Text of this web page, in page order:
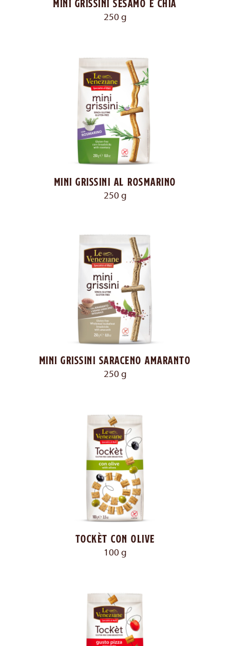
Mini grissini sesamo e chia
250 g
Mini grissini al rosmarino
250 g
Mini grissini saraceno amaranto
250 g
Tockèt con olive
100 g